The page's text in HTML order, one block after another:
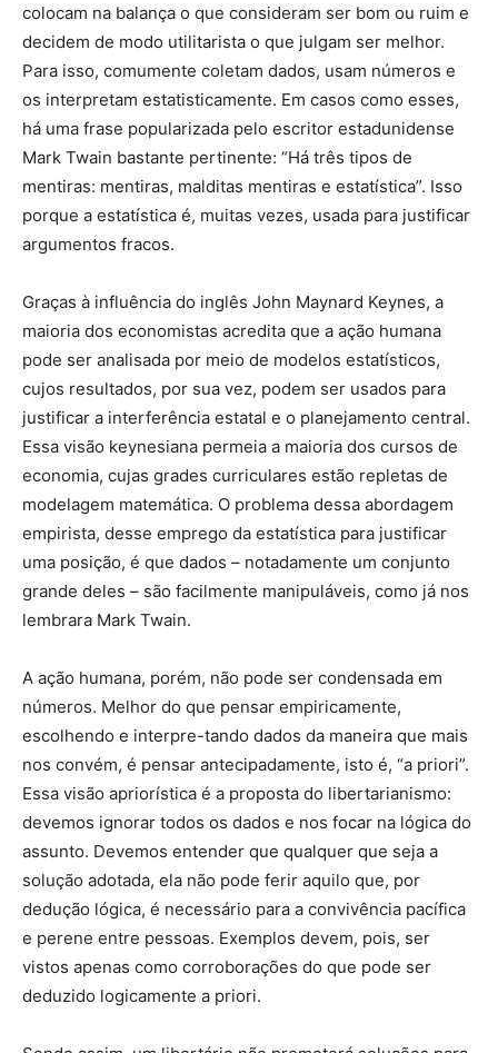
colocam na balança o que consideram ser bom ou ruim e
decidem de modo utilitarista o que julgam ser melhor.
Para isso, comumente coletam dados, usam números e
os interpretam estatisticamente. Em casos como esses,
há uma frase popularizada pelo escritor estadunidense
Mark Twain bastante pertinente: “Há três tipos de
mentiras: mentiras, malditas mentiras e estatística”. Isso
porque a estatística é, muitas vezes, usada para justificar
argumentos fracos.
Graças à influência do inglês John Maynard Keynes, a
maioria dos economistas acredita que a ação humana
pode ser analisada por meio de modelos estatísticos,
cujos resultados, por sua vez, podem ser usados para
justificar a interferência estatal e o planejamento central.
Essa visão keynesiana permeia a maioria dos cursos de
economia, cujas grades curriculares estão repletas de
modelagem matemática. O problema dessa abordagem
empirista, desse emprego da estatística para justificar
uma posição, é que dados – notadamente um conjunto
grande deles – são facilmente manipuláveis, como já nos
lembrara Mark Twain.
A ação humana, porém, não pode ser condensada em
números. Melhor do que pensar empiricamente,
escolhendo e interpre-tando dados da maneira que mais
nos convém, é pensar antecipadamente, isto é, “a priori”.
Essa visão apriorística é a proposta do libertarianismo:
devemos ignorar todos os dados e nos focar na lógica do
assunto. Devemos entender que qualquer que seja a
solução adotada, ela não pode ferir aquilo que, por
dedução lógica, é necessário para a convivência pacífica
e perene entre pessoas. Exemplos devem, pois, ser
vistos apenas como corroborações do que pode ser
deduzido logicamente a priori.